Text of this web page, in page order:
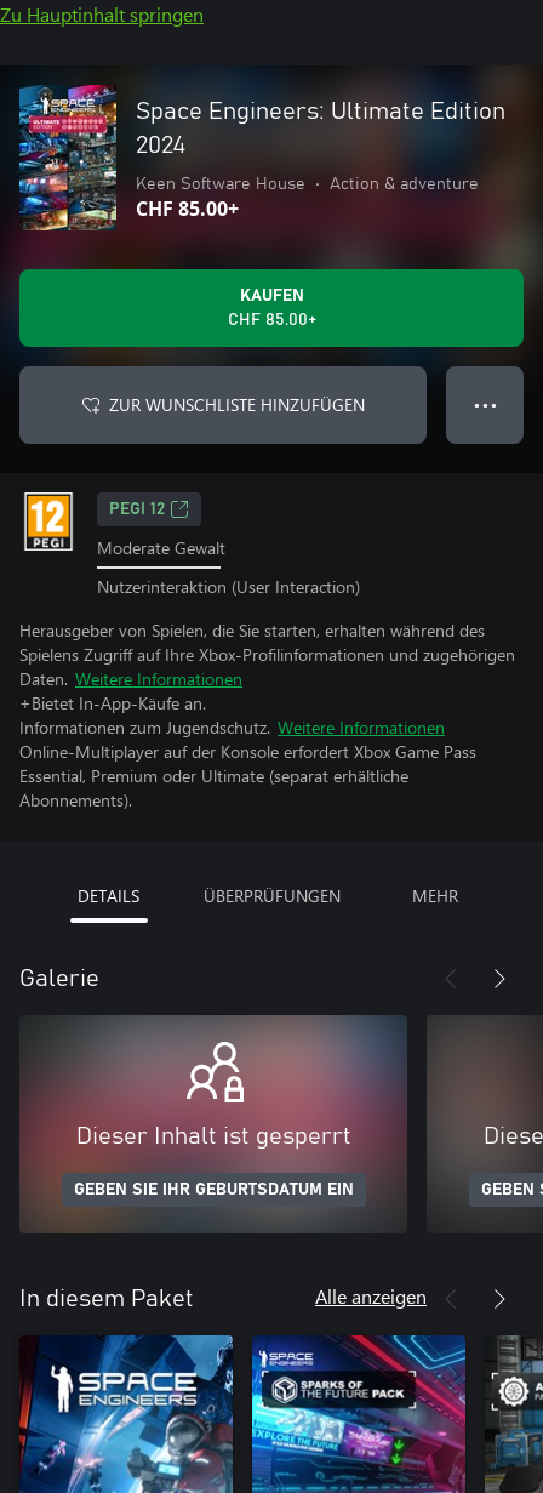
Zu Hauptinhalt springen
Space Engineers: Ultimate Edition
2024
Keen Software House • Action & adventure
CHF 85.00+
KAUFEN
CHF 85.00+
ZUR WUNSCHLISTE HINZUFÜGEN ● ● ●
PEGI 12
Moderate Gewalt
Nutzerinteraktion (User Interaction)
Herausgeber von Spielen, die Sie starten, erhalten während des
Spielens Zugriff auf Ihre Xbox-Profilinformationen und zugehörigen
Daten. Weitere Informationen
+Bietet In-App-Käufe an.
Informationen zum Jugendschutz. Weitere Informationen
Online-Multiplayer auf der Konsole erfordert Xbox Game Pass
Essential, Premium oder Ultimate (separat erhältliche
Abonnements).
DETAILS ÜBERPRÜFUNGEN MEHR
Galerie
Dieser Inhalt ist gesperrt
GEBEN SIE IHR GEBURTSDATUM EIN GEBEN
In diesem Paket Alle anzeigen